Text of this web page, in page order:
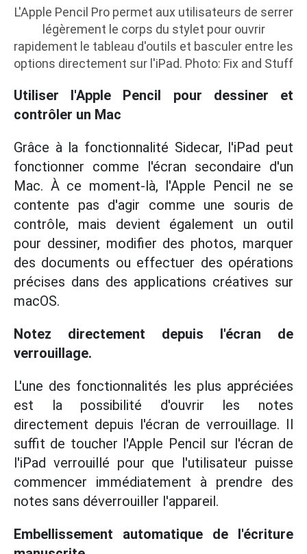
L'Apple Pencil Pro permet aux utilisateurs de serrer
légèrement le corps du stylet pour ouvrir
rapidement le tableau d'outils et basculer entre les
options directement sur l'iPad. Photo: Fix and Stuff
Utiliser l'Apple Pencil pour dessiner et
contrôler un Mac
Grâce à la fonctionnalité Sidecar, l'iPad peut
fonctionner comme l'écran secondaire d'un
Mac. À ce moment-là, l'Apple Pencil ne se
contente pas d'agir comme une souris de
contrôle, mais devient également un outil
pour dessiner, modifier des photos, marquer
des documents ou effectuer des opérations
précises dans des applications créatives sur
macOS.
Notez directement depuis l'écran de
verrouillage.
L'une des fonctionnalités les plus appréciées
est la possibilité d'ouvrir les notes
directement depuis l'écran de verrouillage. Il
suffit de toucher l'Apple Pencil sur l'écran de
l'iPad verrouillé pour que l'utilisateur puisse
commencer immédiatement à prendre des
notes sans déverrouiller l'appareil.
Embellissement automatique de l'écriture